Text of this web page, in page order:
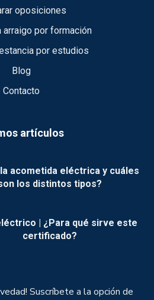
oposiciones
arraigo por formación
por estudios
Blog
Contacto
artículos
acometida eléctrica y cuáles
los distintos tipos?
| ¿Para qué sirve este
certificado?
Suscríbete a la opción de